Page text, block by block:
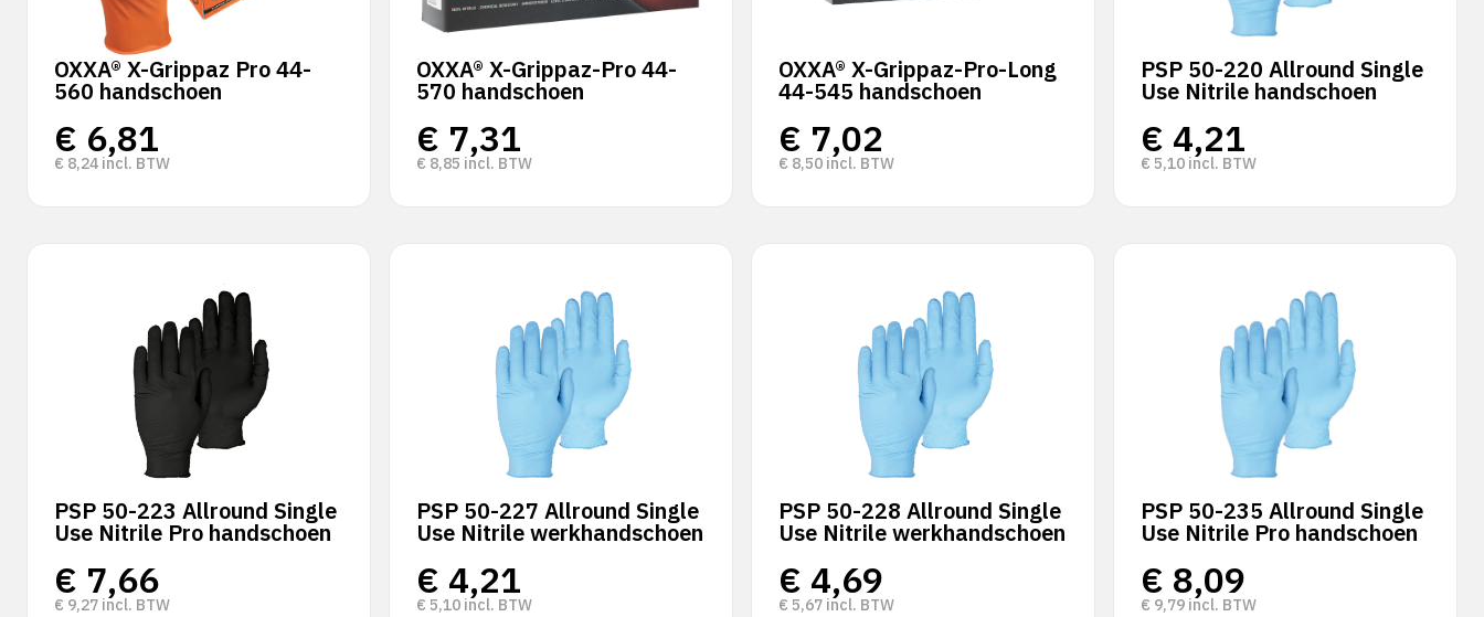
OXXA® X-Grippaz Pro 44-
560 handschoen
€ 6,81
€ 8,24 incl. BTW
OXXA® X-Grippaz-Pro 44-
570 handschoen
€ 7,31
€ 8,85 incl. BTW
OXXA® X-Grippaz-Pro-Long
44-545 handschoen
€ 7,02
€ 8,50 incl. BTW
PSP 50-220 Allround Single
Use Nitrile handschoen
€ 4,21
€ 5,10 incl. BTW
PSP 50-223 Allround Single
Use Nitrile Pro handschoen
€ 7,66
€ 9,27 incl. BTW
PSP 50-227 Allround Single
Use Nitrile werkhandschoen
€ 4,21
€ 5,10 incl. BTW
PSP 50-228 Allround Single
Use Nitrile werkhandschoen
€ 4,69
€ 5,67 incl. BTW
PSP 50-235 Allround Single
Use Nitrile Pro handschoen
€ 8,09
€ 9,79 incl. BTW